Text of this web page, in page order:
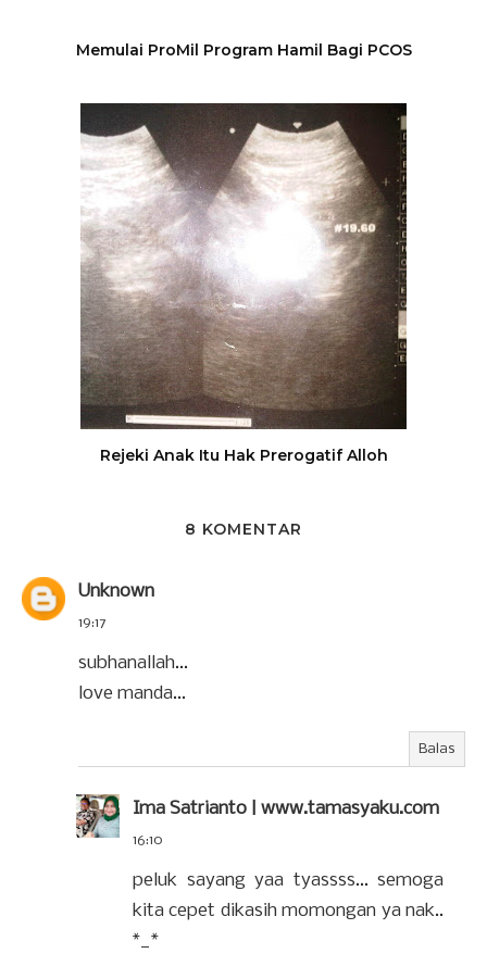
Memulai ProMil Program Hamil Bagi PCOS
Rejeki Anak Itu Hak Prerogatif Alloh
8 KOMENTAR
Unknown
19:17
subhanallah...
love manda...
Balas
Ima Satrianto | www.tamasyaku.com
16:10
peluk sayang yaa tyassss... semoga
kita cepet dikasih momongan ya nak..
*_*